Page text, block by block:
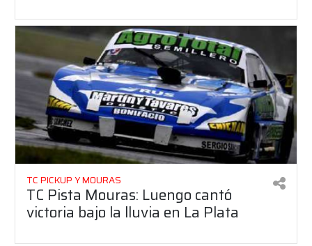
TC PICKUP Y MOURAS
TC Pista Mouras: Luengo cantó
victoria bajo la lluvia en La Plata